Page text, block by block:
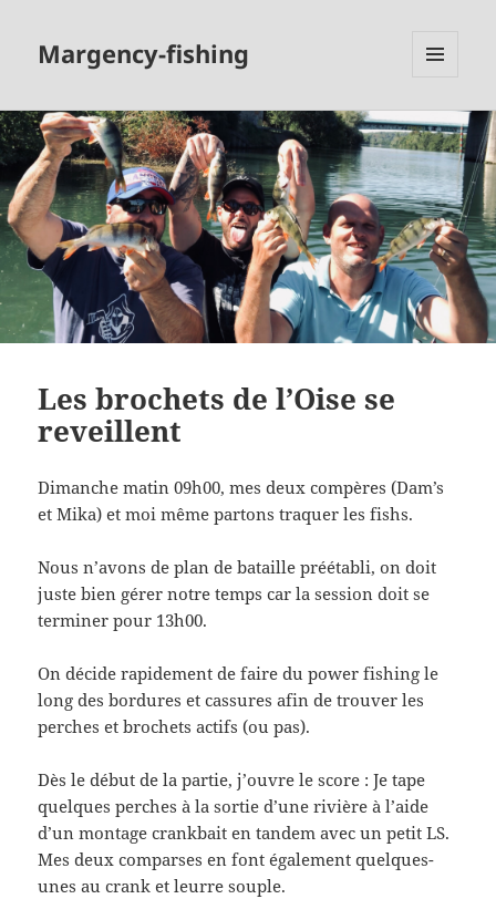
Margency-fishing
WIDGETS
Les brochets de l’Oise se
reveillent
Dimanche matin 09h00, mes deux compères (Dam’s
et Mika) et moi même partons traquer les fishs.
Nous n’avons de plan de bataille préétabli, on doit
juste bien gérer notre temps car la session doit se
terminer pour 13h00.
On décide rapidement de faire du power fishing le
long des bordures et cassures afin de trouver les
perches et brochets actifs (ou pas).
Dès le début de la partie, j’ouvre le score : Je tape
quelques perches à la sortie d’une rivière à l’aide
d’un montage crankbait en tandem avec un petit LS.
Mes deux comparses en font également quelques-
unes au crank et leurre souple.